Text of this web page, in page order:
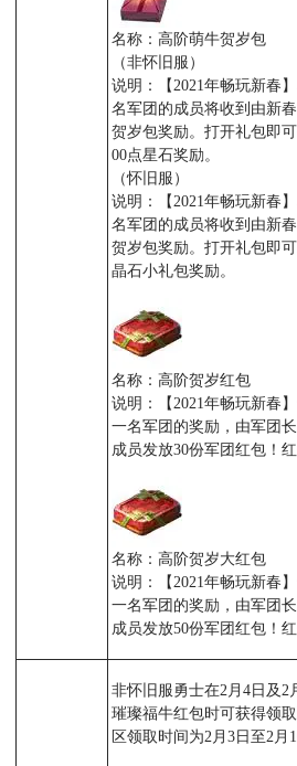
名称：高阶萌牛贺岁包
（非怀旧服）
说明：【2021年畅玩新春
名军团的成员将收到由新
贺岁包奖励。打开礼包即
00点星石奖励。
（怀旧服）
说明：【2021年畅玩新春
名军团的成员将收到由新
贺岁包奖励。打开礼包即
晶石小礼包奖励。
名称：高阶贺岁红包
说明：【2021年畅玩新春
一名军团的奖励，由军团
成员发放30份军团红包！
名称：高阶贺岁大红包
说明：【2021年畅玩新春
一名军团的奖励，由军团
成员发放50份军团红包！
非怀旧服勇士在2月4日及2
璀璨福牛红包时可获得领
区领取时间为2月3日至2月